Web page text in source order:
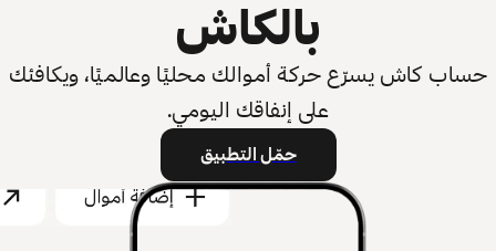
بالكاش
حساب كاش يسرّع حركة أموالك محليًا وعالميًا، ويكافئك
على إنفاقك اليومي.
حمّل التطبيق